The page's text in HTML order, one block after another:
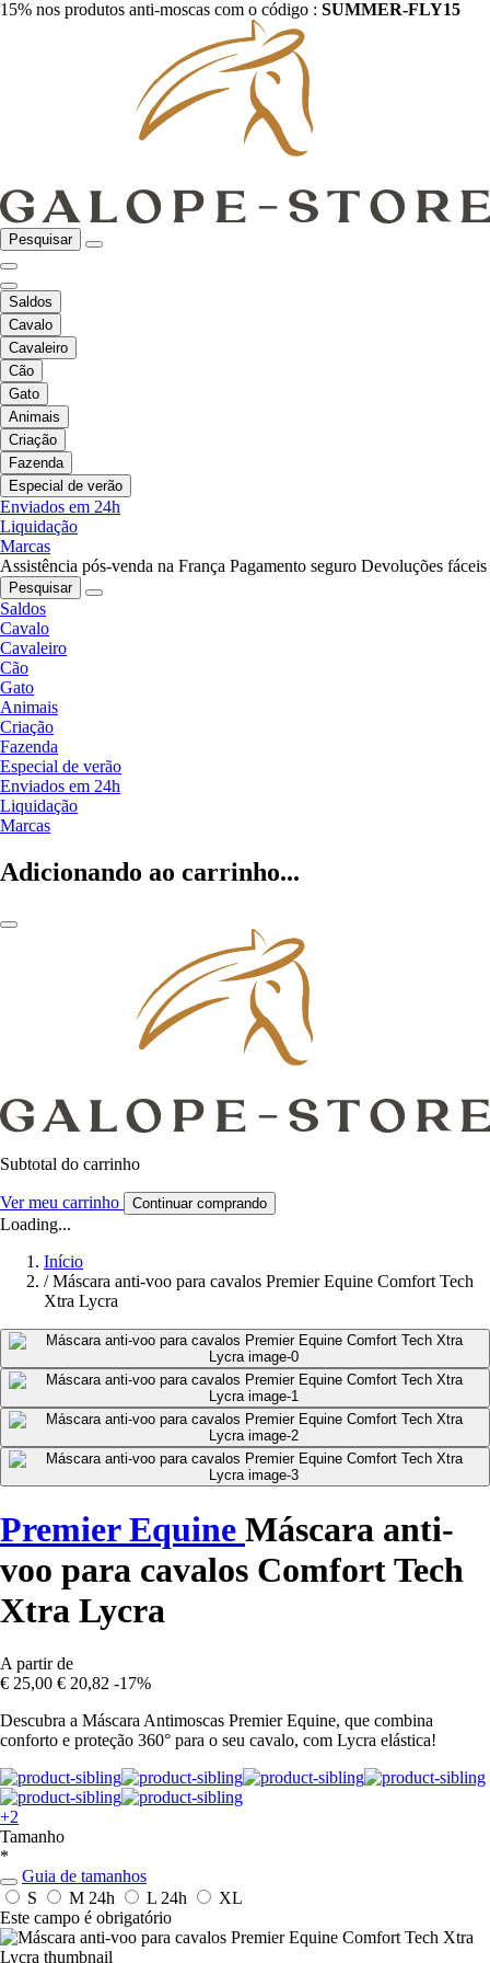
15% nos produtos anti-moscas com o código : SUMMER-FLY15
Pesquisar
Saldos
Cavalo
Cavaleiro
Cão
Gato
Animais
Criação
Fazenda
Especial de verão
Enviados em 24h
Liquidação
Marcas
Assistência pós-venda na França Pagamento seguro Devoluções fáceis
Pesquisar
Saldos
Cavalo
Cavaleiro
Cão
Gato
Animais
Criação
Fazenda
Especial de verão
Enviados em 24h
Liquidação
Marcas
Adicionando ao carrinho...
Subtotal do carrinho
Ver meu carrinho Continuar comprando
Loading...
Início
/ Máscara anti-voo para cavalos Premier Equine Comfort Tech
Xtra Lycra
Premier Equine Máscara anti-
voo para cavalos Comfort Tech
Xtra Lycra
A partir de
€ 25,00 € 20,82 -17%
Descubra a Máscara Antimoscas Premier Equine, que combina
conforto e proteção 360° para o seu cavalo, com Lycra elástica!
+2
Tamanho
*
Guia de tamanhos
S
M 24h L 24h
XL
Este campo é obrigatório